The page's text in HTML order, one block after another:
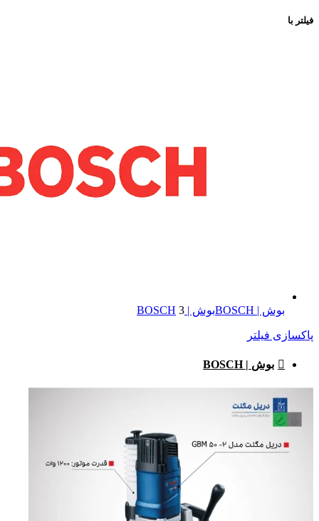
فیلتر با
بوش | BOSCH بوش | BOSCH 3
پاکسازی فیلتر
بوش | BOSCH